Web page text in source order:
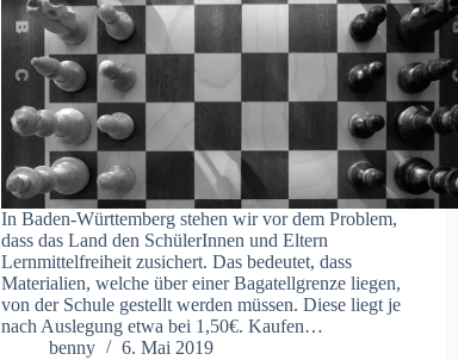
In Baden-Württemberg stehen wir vor dem Problem,
dass das Land den SchülerInnen und Eltern
Lernmittelfreiheit zusichert. Das bedeutet, dass
Materialien, welche über einer Bagatellgrenze liegen,
von der Schule gestellt werden müssen. Diese liegt je
nach Auslegung etwa bei 1,50€. Kaufen…
benny
6. Mai 2019